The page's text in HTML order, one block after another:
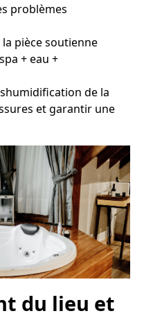
problèmes
pièce soutienne
+ eau +
de la
et garantir une
du lieu et